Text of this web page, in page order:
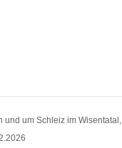
und um Schleiz im Wisentatal,